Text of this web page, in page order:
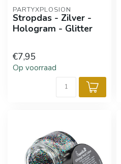
PARTYXPLOSION
Stropdas - Zilver -
Hologram - Glitter
€7,95
Op voorraad